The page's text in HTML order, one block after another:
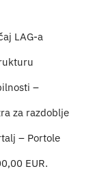
LAG-a
–
za razdoblje
– Portole
EUR.